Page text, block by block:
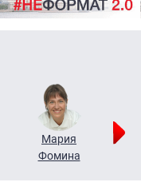
Мария
Фомина